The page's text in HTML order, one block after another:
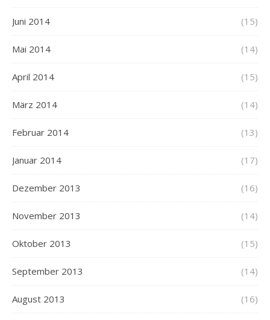
Juni 2014 (15)
Mai 2014 (14)
April 2014 (15)
März 2014 (14)
Februar 2014 (13)
Januar 2014 (17)
Dezember 2013 (16)
November 2013 (14)
Oktober 2013 (15)
September 2013 (14)
August 2013 (16)